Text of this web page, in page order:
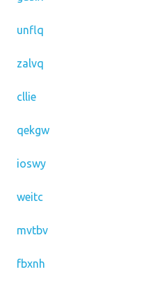
unflq
zalvq
cllie
qekgw
ioswy
weitc
mvtbv
fbxnh